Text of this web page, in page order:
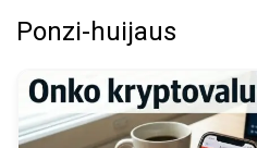
Ponzi-huijaus